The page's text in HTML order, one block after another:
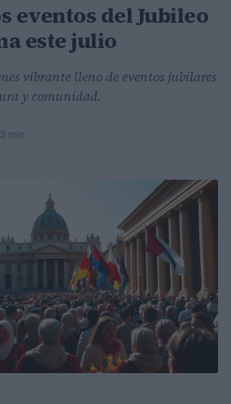
eventos del Jubileo
este julio
vibrante lleno de eventos jubilares
y comunidad.
3 min